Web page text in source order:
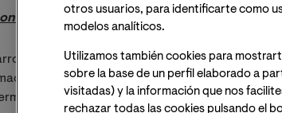
ArcDrain?
como un add-in o complemento dentro
Geográfica (SIG) más completo y
discretizar áreas urbanas en subcuencas
otros usuarios, para identificarte como
modelos analíticos.
Utilizamos también cookies para
sobre la base de un perfil elaborado a
visitadas) y la información que nos
rechazar todas las cookies pulsando el